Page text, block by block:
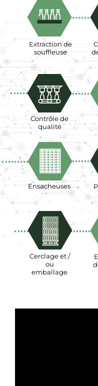
Extraction de
souffleuse
Contrôle de
qualité
Ensacheuses
Cerclage et /
ou
emballage